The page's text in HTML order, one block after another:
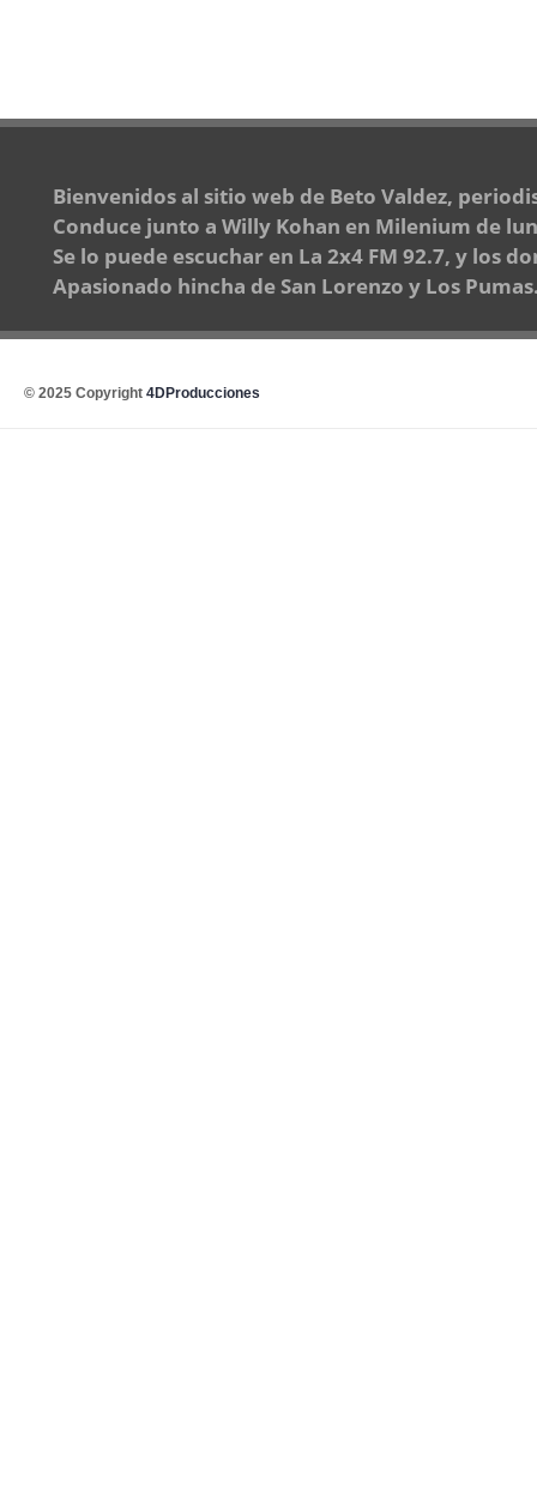
Bienvenidos al sitio web de Beto Valdez,
Conduce junto a Willy Kohan en Milenium de
Se lo puede escuchar en La 2x4 FM 92.7, y los
Apasionado hincha de San Lorenzo y Los
© 2025 Copyright 4DProducciones